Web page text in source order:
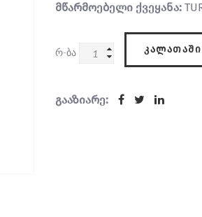
მწარმოებელი ქვეყანა:
რ-ბა
გააზიარე: